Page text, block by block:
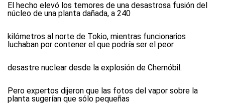
El hecho elevó los temores de una desastrosa fusión del
núcleo de una planta dañada, a 240
kilómetros al norte de Tokio, mientras funcionarios
luchaban por contener el que podría ser el peor
desastre nuclear desde la explosión de Chernóbil.
Pero expertos dijeron que las fotos del vapor sobre la
planta sugerían que sólo pequeñas